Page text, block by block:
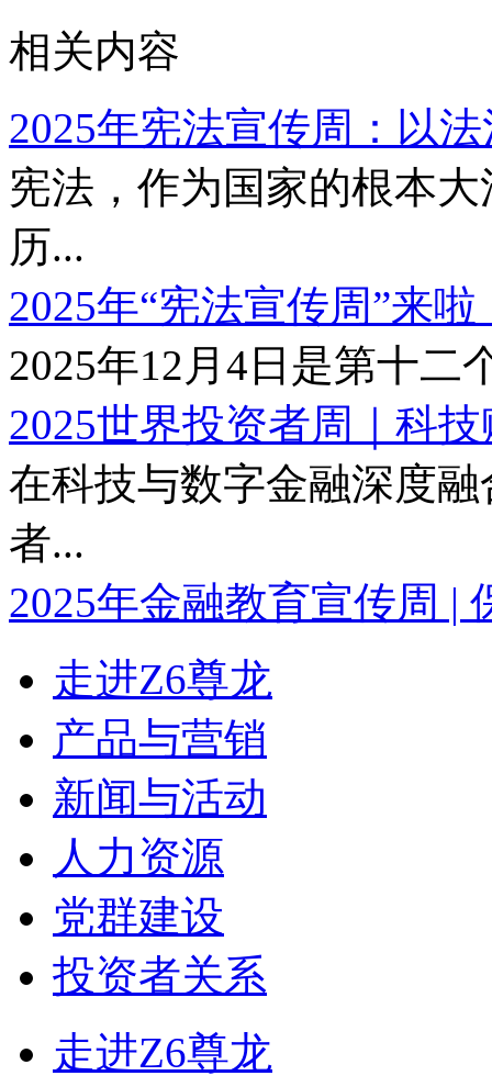
相关内容
2025年宪法宣传周：以法
宪法，作为国家的根本大
历...
2025年“宪法宣传周”来啦
2025年12月4日是第十二
2025世界投资者周｜科
在科技与数字金融深度融
者...
2025年金融教育宣传周 |
走进Z6尊龙
产品与营销
新闻与活动
人力资源
党群建设
投资者关系
走进Z6尊龙